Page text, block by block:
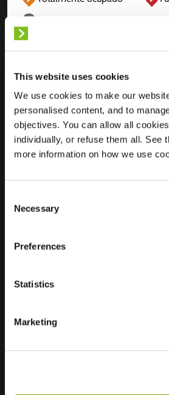
This website uses cookies
We use cookies to make our
personalised content, and to
objectives. You can allow all
individually, or refuse them all. See
more information on how we use
Selection
Necessary
Preferences
Statistics
Marketing
Ubicación
3863
Regular Charging 1